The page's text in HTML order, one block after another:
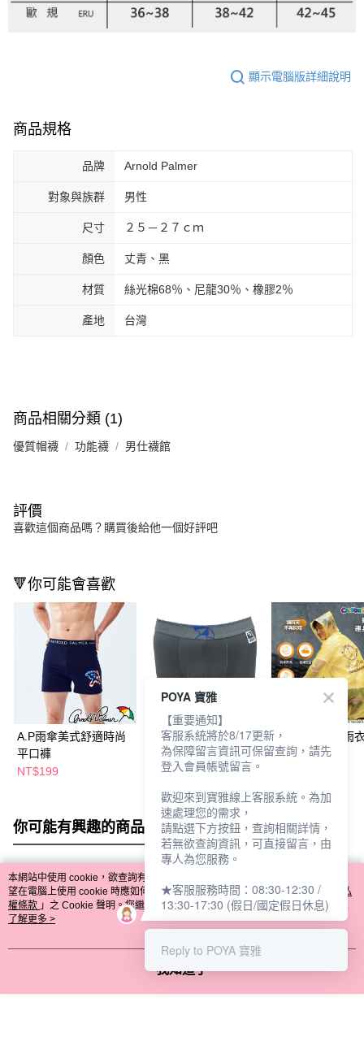
顯示電腦版詳細說明
商品規格
品牌 Arnold Palmer
對象與族群 男性
尺寸 ２５－２７ｃｍ
顏色 丈青、黑
材質 絲光棉68％、尼龍30％、橡膠2％
產地 台灣
商品相關分類 (1)
優質帽襪 功能襪 男仕襪館
評價
喜歡這個商品嗎？購買後給他一個好評吧
🔻你可能會喜歡
A.P雨傘美式舒適時尚
平口褲
NT$199
A.P雨傘-素面艾草透氣
網眼四角褲-多款任選
NT$199
御衣坊連身式雨
款任選
你可能有興趣的商品 全站排行
熱門標籤
本網站中使用 cookie，欲查詢有關本網站使用 cookie 方式之詳情，及若您不希
望在電腦上使用 cookie 時應如何變更電腦的 cookie 設定，請參閱本網站「
隱私
權條款 」之 Cookie 聲明。您繼續使用本網站即表示您同意本公司得按本網站使
用條款之 Cookie 聲明使用 cookie。
了解更多 >
我知道了
POYA 寶雅
【重要通知】
客服系統將於8/17更新，
為保障留言資訊可保留查詢，請先
登入會員帳號留言。
歡迎來到寶雅線上客服系統。為加
速處理您的需求，
請點選下方按鈕，查詢相關詳情，
若無欲查詢資訊，可直接留言，由
專人為您服務。
★客服服務時間：08:30-12:30 /
13:30-17:30 (假日/國定假日休息)
Reply to POYA 寶雅